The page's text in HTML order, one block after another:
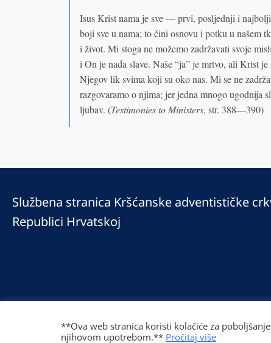
Isus Krist nama je sve — prvi, posljednji i
boji sve u nama; to čini osnovu i potku u našem
i život. Mi stoga ne možemo zadržavati svoje
i On je nada slave. Naše “ja” je mrtvo, ali Krist
Njegov lik svima koji su oko nas. Mi se ne
razgovaramo o njima; jer jedna mnogo ugodnija
ljubav. (Testimonies to Ministers, str. 388—390)
Službena stranica Kršćanske adventističke
Republici Hrvatskoj
Prilaz Gjure Deželića 77 Zagreb 10000 Hrvatska 01 236 1900
**Ova web stranica koristi kolačiće za
njihovom upotrebom.** Pročitaj više